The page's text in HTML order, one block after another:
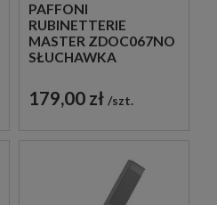
PAFFONI
RUBINETTERIE
MASTER ZDOC067NO
SŁUCHAWKA
CZARNA
179,00 zł szt.